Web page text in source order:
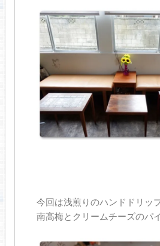
今回は浅煎りのハンドドリッ
南高梅とクリームチーズのパ